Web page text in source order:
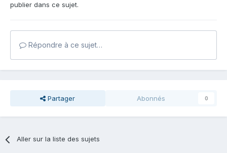
publier dans ce sujet.
Répondre à ce sujet…
Partager Abonnés 0
Aller sur la liste des sujets